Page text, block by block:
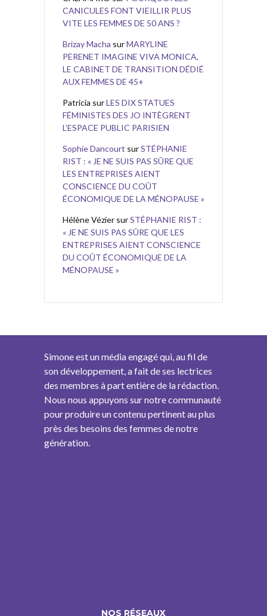
CANICULES FONT VIEILLIR PLUS
VITE LES FEMMES DE 50 ANS ?
Brizay Macha surMARYLINE
PERENET IMAGINE VIVA MONICA,
LE CABINET DE TRANSITION DÉDIÉ
AUX FEMMES DE 45+
Patricia surLES DIX STATUES
FÉMINISTES DES JO INTÈGRENT
L’ESPACE PUBLIC PARISIEN
Sophie Dancourt surSTÉPHANIE
RIST : « JE NE SUIS PAS SÛRE QUE
LES ENTREPRISES AIENT
CONSCIENCE DU COÛT
ÉCONOMIQUE DE LA MÉNOPAUSE »
Hélène Vézier surSTÉPHANIE RIST :
« JE NE SUIS PAS SÛRE QUE LES
ENTREPRISES AIENT CONSCIENCE
DU COÛT ÉCONOMIQUE DE LA
MÉNOPAUSE »
Simone est un média engagé qui, au fil de
son développement, a fait de ses lectrices
des membres à part entière de la rédaction.
Nous nous appuyons sur notre communauté
pour produire un contenu pertinent au plus
près des besoins des femmes de notre
génération.
NOS RÉSEAUX